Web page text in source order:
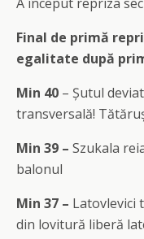
Final de primă
egalitate după
Min 40 – Șutul
transversală!
Min 39 – Szukala
balonul
Min 37 – Latovlevici
din lovitură liberă